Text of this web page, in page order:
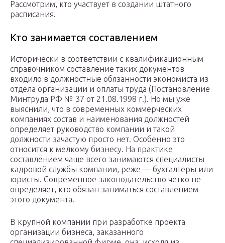
Рассмотрим, кто участвует в создании штатного
расписания.
Кто занимается составлением
Исторически в соответствии с квалификационным
справочником составление таких документов
входило в должностные обязанности экономиста из
отдела организации и оплаты труда (Постановление
Минтруда РФ № 37 от 21.08.1998 г.). Но мы уже
выяснили, что в современных коммерческих
компаниях состав и наименования должностей
определяет руководство компании и такой
должности зачастую просто нет. Особенно это
относится к мелкому бизнесу. На практике
составлением чаще всего занимаются специалисты
кадровой службы компании, реже — бухгалтеры или
юристы. Современное законодательство чётко не
определяет, кто обязан заниматься составлением
этого документа.
В крупной компании при разработке проекта
организации бизнеса, заказанного